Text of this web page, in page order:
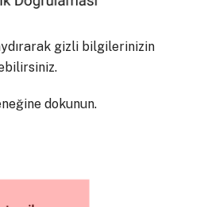
gizli bilgilerinizin
dokunun.